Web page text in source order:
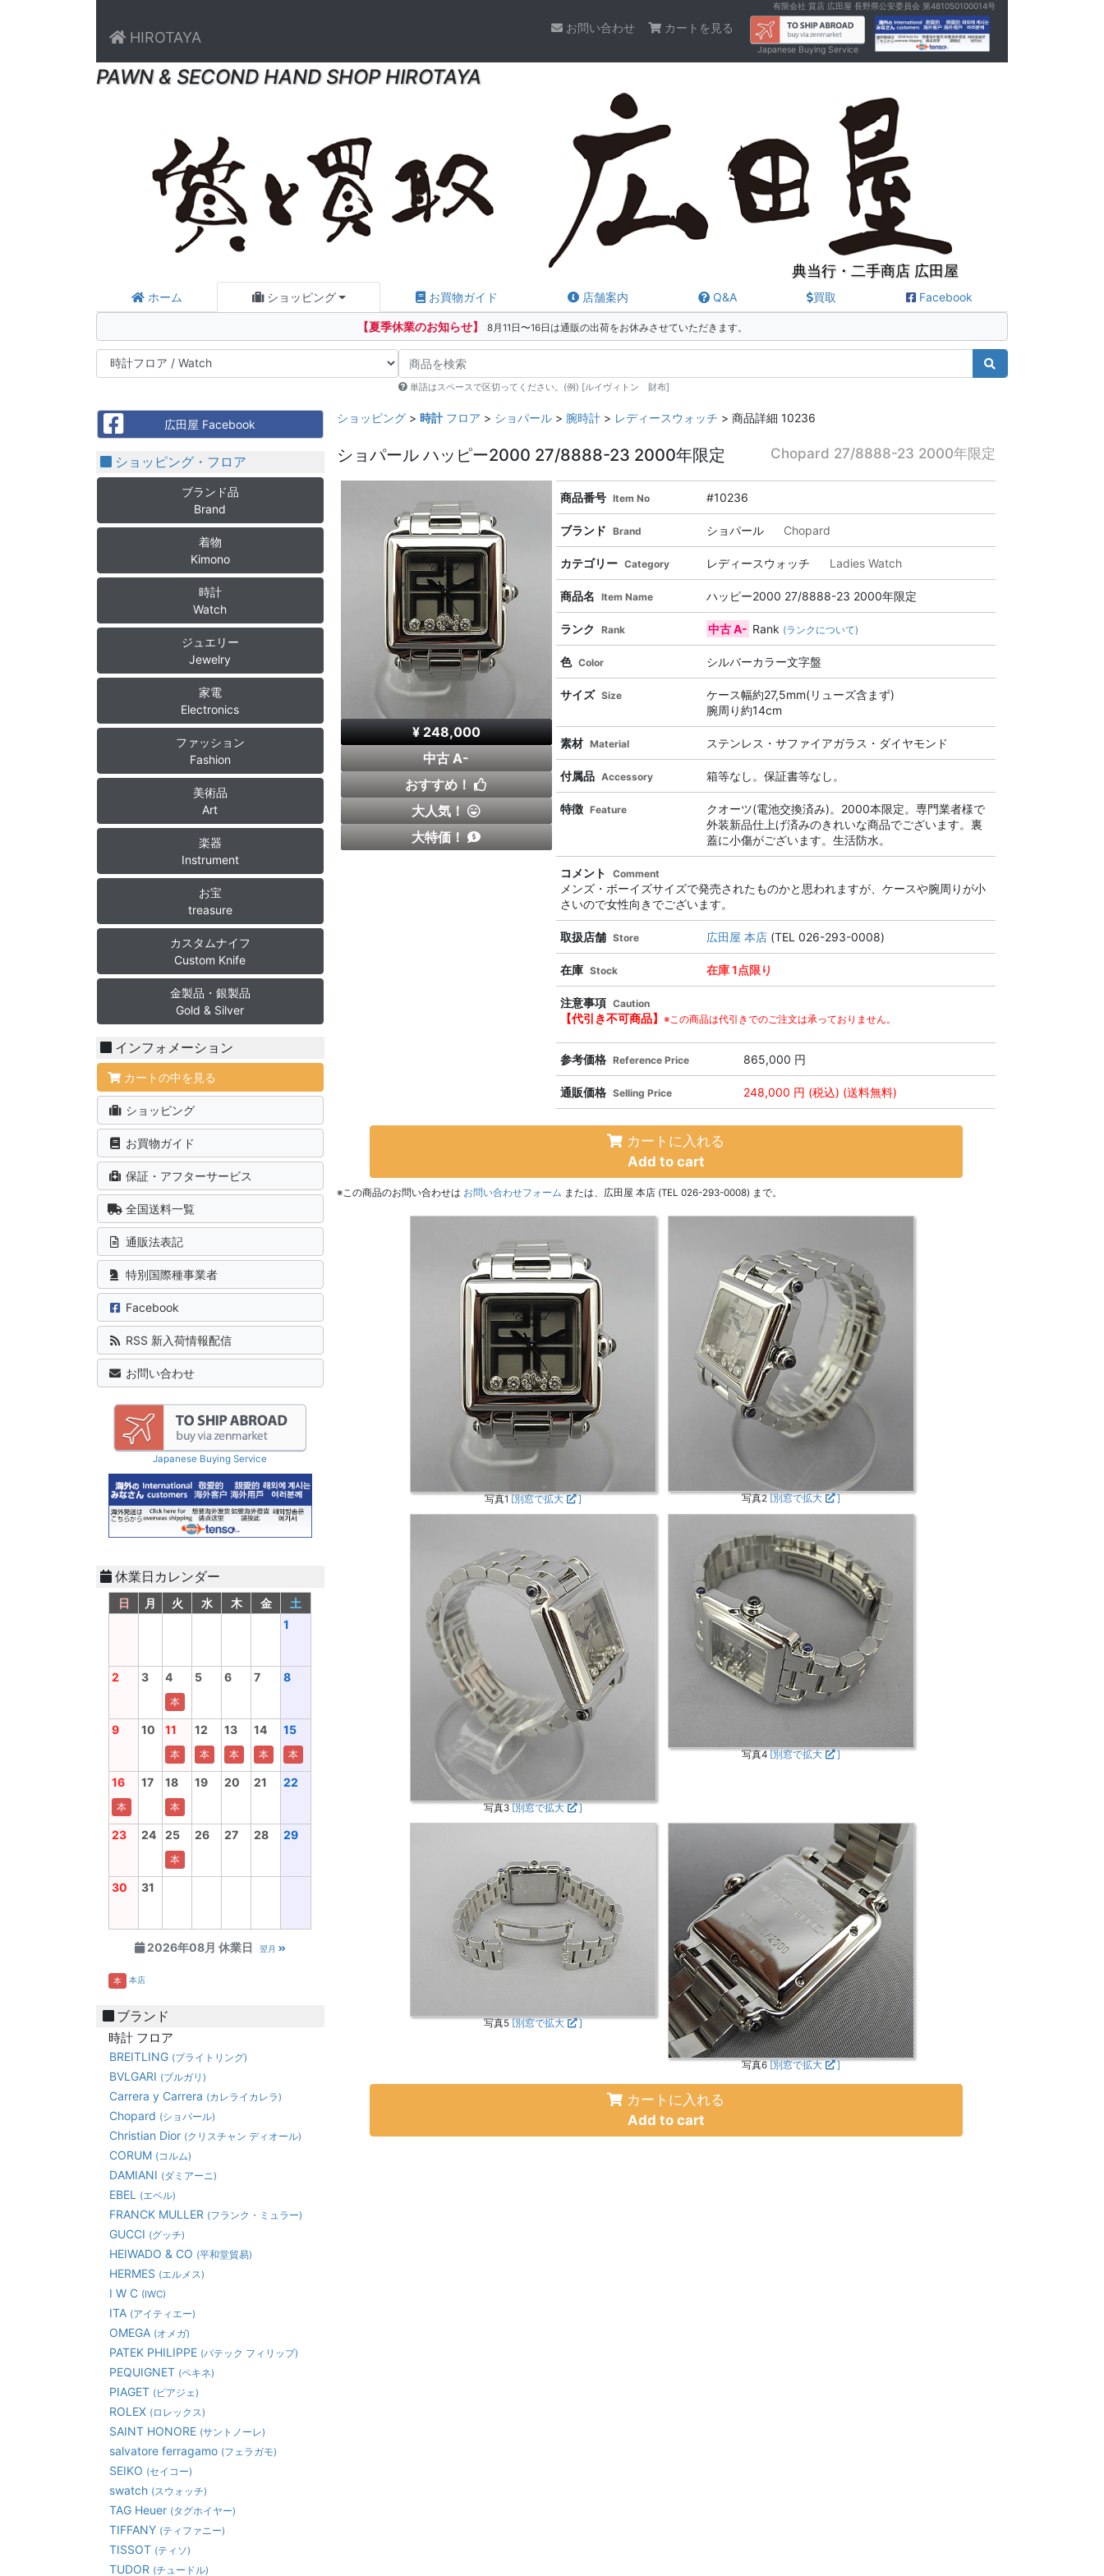
有限会社 質店 広田屋 長野県公安委員会 第481050100014号
HIROTAYA
お問い合わせ カートを見る
Japanese Buying Service
PAWN & SECOND HAND SHOP HIROTAYA
典当行・二手商店 広田屋
ホーム ショッピング お買物ガイド 店舗案内 Q&A 買取 Facebook
【夏季休業のお知らせ】 8月11日〜16日は通販の出荷をお休みさせていただきます。
単語はスペースで区切ってください。(例) [ルイヴィトン 財布]
ショッピング> 時計フロア > ショパール> 腕時計> レディースウォッチ > 商品詳細 10236
ショパール ハッピー2000 27/8888-23 2000年限定 Chopard 27/8888-23 2000年限定
¥ 248,000
中古 A-
おすすめ！
大人気！
大特価！
商品番号 Item No #10236
ブランド Brand ショパール Chopard
カテゴリー Category レディースウォッチ Ladies Watch
商品名 Item Name ハッピー2000 27/8888-23 2000年限定
ランク Rank 中古 A- Rank (ランクについて)
色 Color シルバーカラー文字盤
サイズ Size
ケース幅約27,5mm(リューズ含まず)
腕周り約14cm
素材 Material ステンレス・サファイアガラス・ダイヤモンド
付属品 Accessory 箱等なし。保証書等なし。
特徴 Feature
クオーツ(電池交換済み)。2000本限定。専門業者様で
外装新品仕上げ済みのきれいな商品でございます。裏
蓋に小傷がございます。生活防水。
コメント Comment
メンズ・ボーイズサイズで発売されたものかと思われますが、ケースや腕周りが小
さいので女性向きでございます。
取扱店舗 Store 広田屋 本店 (TEL 026-293-0008)
在庫 Stock 在庫 1点限り
注意事項 Caution
【代引き不可商品】 ※この商品は代引きでのご注文は承っておりません。
参考価格 Reference Price 865,000 円
通販価格 Selling Price 248,000 円 (税込) (送料無料)
カートに入れる
Add to cart
※この商品のお問い合わせは お問い合わせフォーム または、広田屋 本店 (TEL 026-293-0008) まで。
写真1 [別窓で拡大 ] 写真2 [別窓で拡大 ]
写真3 [別窓で拡大 ]
写真4 [別窓で拡大 ]
写真5[別窓で拡大 ]
写真6 [別窓で拡大 ]
カートに入れる
Add to cart
Facebook広田屋 Facebook
ショッピング・フロア
ブランド品
Brand
着物
Kimono
時計
Watch
ジュエリー
Jewelry
家電
Electronics
ファッション
Fashion
美術品
Art
楽器
Instrument
お宝
treasure
カスタムナイフ
Custom Knife
金製品・銀製品
Gold & Silver
インフォメーション
カートの中を見る
ショッピング
お買物ガイド
保証・アフターサービス
全国送料一覧
通販法表記
特別国際種事業者
Facebook
RSS 新入荷情報配信
お問い合わせ
Japanese Buying Service
休業日カレンダー
2026年08月 休業日 翌月
日 月 火 水 木 金
土
1
2 3 4
本
5 6 7 8
9 10 11
本
12
本
13
本
14
本
15
本
16
本
17 18
本
19 20 21 22
23 24 25
本
26 27 28 29
30 31
本 本店
ブランド
時計 フロア
BREITLING (ブライトリング)
BVLGARI (ブルガリ)
Carrera y Carrera (カレライカレラ)
Chopard (ショパール)
Christian Dior (クリスチャン ディオール)
CORUM (コルム)
DAMIANI (ダミアーニ)
EBEL (エベル)
FRANCK MULLER (フランク・ミュラー)
GUCCI (グッチ)
HEIWADO & CO (平和堂貿易)
HERMES (エルメス)
I W C (IWC)
ITA (アイティエー)
OMEGA (オメガ)
PATEK PHILIPPE (パテック フィリップ)
PEQUIGNET (ペキネ)
PIAGET (ピアジェ)
ROLEX (ロレックス)
SAINT HONORE (サントノーレ)
salvatore ferragamo (フェラガモ)
SEIKO (セイコー)
swatch (スウォッチ)
TAG Heuer (タグホイヤー)
TIFFANY (ティファニー)
TISSOT (ティソ)
TUDOR (チュードル)